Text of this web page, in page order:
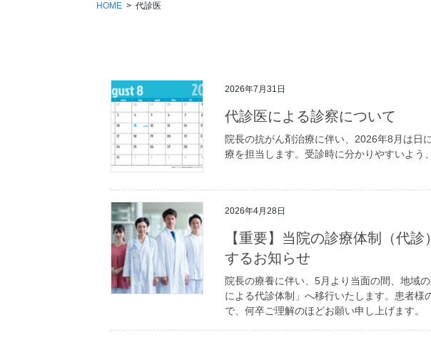
HOME 代診医
2026年7月31日
代診医による診察について
院長の抗がん剤治療に伴い、2026年8月は日
療を担当します。受診時に分かりやすいよう
2026年4月28日
【重要】当院の診療体制（代
するお知らせ
院長の療養に伴い、5月より当面の間、地域
による代診体制」へ移行いたします。患者様
で、何卒ご理解のほどお願い申し上げます。